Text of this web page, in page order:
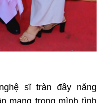
sĩ tràn đầy năng